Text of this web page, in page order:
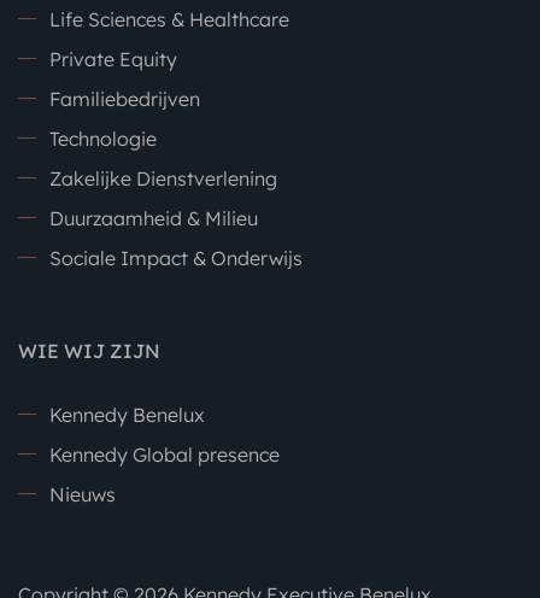
Life Sciences & Healthcare
Private Equity
Familiebedrijven
Technologie
Zakelijke Dienstverlening
Duurzaamheid & Milieu
Sociale Impact & Onderwijs
WIE WIJ ZIJN
Kennedy Benelux
Kennedy Global presence
Nieuws